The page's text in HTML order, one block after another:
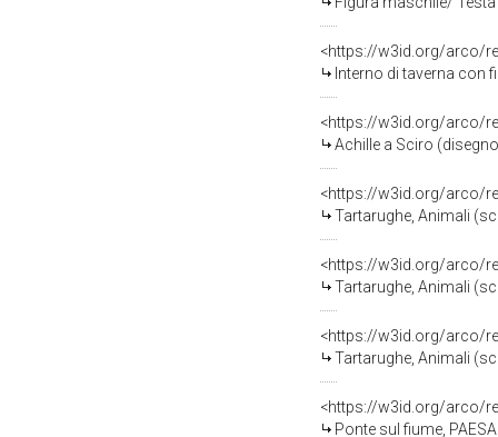
<https://w3id.org/arco/
Interno di taverna con
<https://w3id.org/arco/
Achille a Sciro
<https://w3id.org/arco/
Tartarughe, Animali
<https://w3id.org/arco/
Tartarughe, Animali
<https://w3id.org/arco/
Tartarughe, Animali
<https://w3id.org/arco/
Ponte sul fiume,